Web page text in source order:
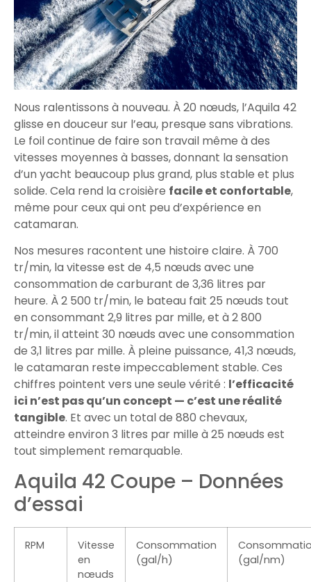
Nous ralentissons à nouveau. À 20 nœuds, l’Aquila 42
glisse en douceur sur l’eau, presque sans vibrations.
Le foil continue de faire son travail même à des
vitesses moyennes à basses, donnant la sensation
d’un yacht beaucoup plus grand, plus stable et plus
solide. Cela rend la croisière facile et confortable,
même pour ceux qui ont peu d’expérience en
catamaran.
Nos mesures racontent une histoire claire. À 700
tr/min, la vitesse est de 4,5 nœuds avec une
consommation de carburant de 3,36 litres par
heure. À 2 500 tr/min, le bateau fait 25 nœuds tout
en consommant 2,9 litres par mille, et à 2 800
tr/min, il atteint 30 nœuds avec une consommation
de 3,1 litres par mille. À pleine puissance, 41,3 nœuds,
le catamaran reste impeccablement stable. Ces
chiffres pointent vers une seule vérité : l’efficacité
ici n’est pas qu’un concept — c’est une réalité
tangible. Et avec un total de 880 chevaux,
atteindre environ 3 litres par mille à 25 nœuds est
tout simplement remarquable.
Aquila 42 Coupe – Données
d’essai
RPM
Vitesse
en
nœuds
Consommation
(gal/h)
(gal/nm)